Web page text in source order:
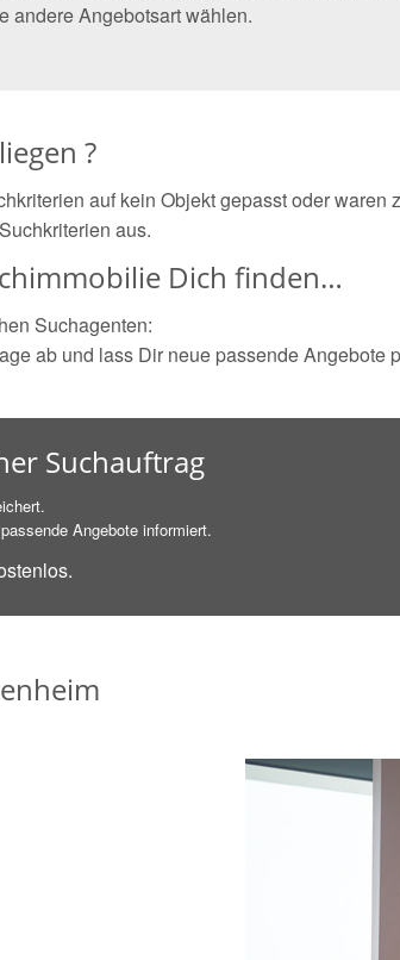
andere Angebotsart wählen.
?
auf kein Objekt gepasst oder waren
aus.
Dich finden…
Suchagenten:
ab und lass Dir neue passende Angebote
Suchauftrag
passende Angebote informiert.